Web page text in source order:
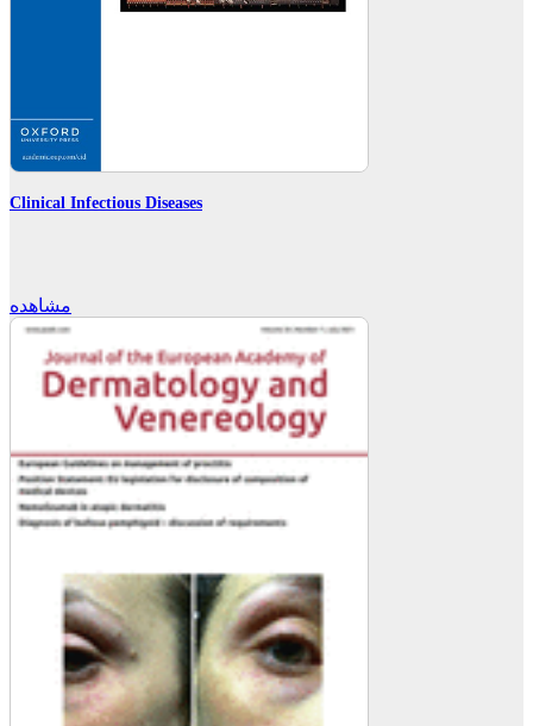
Clinical Infectious Diseases
مشاهده